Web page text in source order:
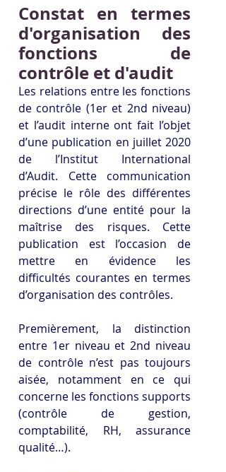
Constat en termes
d'organisation des
fonctions de
contrôle et d'audit
Les relations entre les fonctions
de contrôle (1er et 2nd niveau)
et l’audit interne ont fait l’objet
d’une publication en juillet 2020
de l’Institut International
d’Audit. Cette communication
précise le rôle des différentes
directions d’une entité pour la
maîtrise des risques. Cette
publication est l’occasion de
mettre en évidence les
difficultés courantes en termes
d’organisation des contrôles.
Premièrement, la distinction
entre 1er niveau et 2nd niveau
de contrôle n’est pas toujours
aisée, notamment en ce qui
concerne les fonctions supports
(contrôle de gestion,
comptabilité, RH, assurance
qualité…).